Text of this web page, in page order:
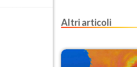
Altri articoli